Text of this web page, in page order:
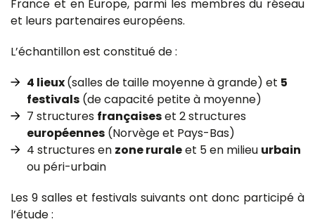
France et en Europe, parmi les membres du réseau
et leurs partenaires européens.
L’échantillon est constitué de :
4 lieux(salles de taille moyenne à grande) et 5
festivals (de capacité petite à moyenne)
7 structures françaiseset 2 structures
européennes (Norvège et Pays-Bas)
4 structures en zone ruraleet 5 en milieu urbain
ou péri-urbain
Les 9 salles et festivals suivants ont donc participé à
l’étude :